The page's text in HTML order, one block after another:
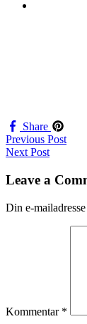
Share
Navigation
til
indlæg
Previous Post
Next Post
Leave a
Din e-
Kommentar *